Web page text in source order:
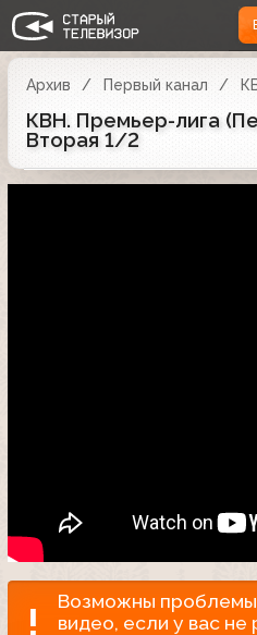
Архив Первый канал
КВН. Премьер-лига
Вторая 1/2
Возможны проблемы
видео, если у вас